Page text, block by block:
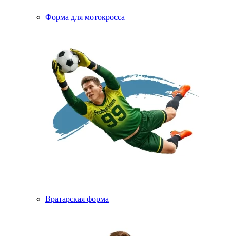
Форма для мотокросса
Вратарская форма